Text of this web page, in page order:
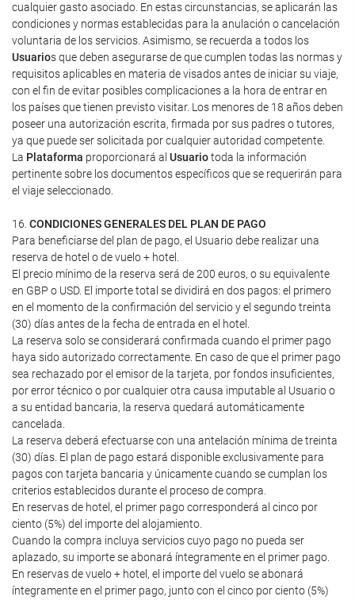
cualquier gasto asociado. En estas circunstancias, se aplicarán las
condiciones y normas establecidas para la anulación o cancelación
voluntaria de los servicios. Asimismo, se recuerda a todos los
Usuarios que deben asegurarse de que cumplen todas las normas y
requisitos aplicables en materia de visados antes de iniciar su viaje,
con el fin de evitar posibles complicaciones a la hora de entrar en
los países que tienen previsto visitar. Los menores de 18 años deben
poseer una autorización escrita, firmada por sus padres o tutores,
ya que puede ser solicitada por cualquier autoridad competente.
La Plataforma proporcionará al Usuariotoda la información
pertinente sobre los documentos específicos que se requerirán para
el viaje seleccionado.
16. CONDICIONES GENERALES DEL PLAN DE PAGO
Para beneficiarse del plan de pago, el Usuario debe realizar una
reserva de hotel o de vuelo + hotel.
El precio mínimo de la reserva será de 200 euros, o su equivalente
en GBP o USD. El importe total se dividirá en dos pagos: el primero
en el momento de la confirmación del servicio y el segundo treinta
(30) días antes de la fecha de entrada en el hotel.
La reserva solo se considerará confirmada cuando el primer pago
haya sido autorizado correctamente. En caso de que el primer pago
sea rechazado por el emisor de la tarjeta, por fondos insuficientes,
por error técnico o por cualquier otra causa imputable al Usuario o
a su entidad bancaria, la reserva quedará automáticamente
cancelada.
La reserva deberá efectuarse con una antelación mínima de treinta
(30) días. El plan de pago estará disponible exclusivamente para
pagos con tarjeta bancaria y únicamente cuando se cumplan los
criterios establecidos durante el proceso de compra.
En reservas de hotel, el primer pago corresponderá al cinco por
ciento (5%) del importe del alojamiento.
Cuando la compra incluya servicios cuyo pago no pueda ser
aplazado, su importe se abonará íntegramente en el primer pago.
En reservas de vuelo + hotel, el importe del vuelo se abonará
íntegramente en el primer pago, junto con el cinco por ciento (5%)